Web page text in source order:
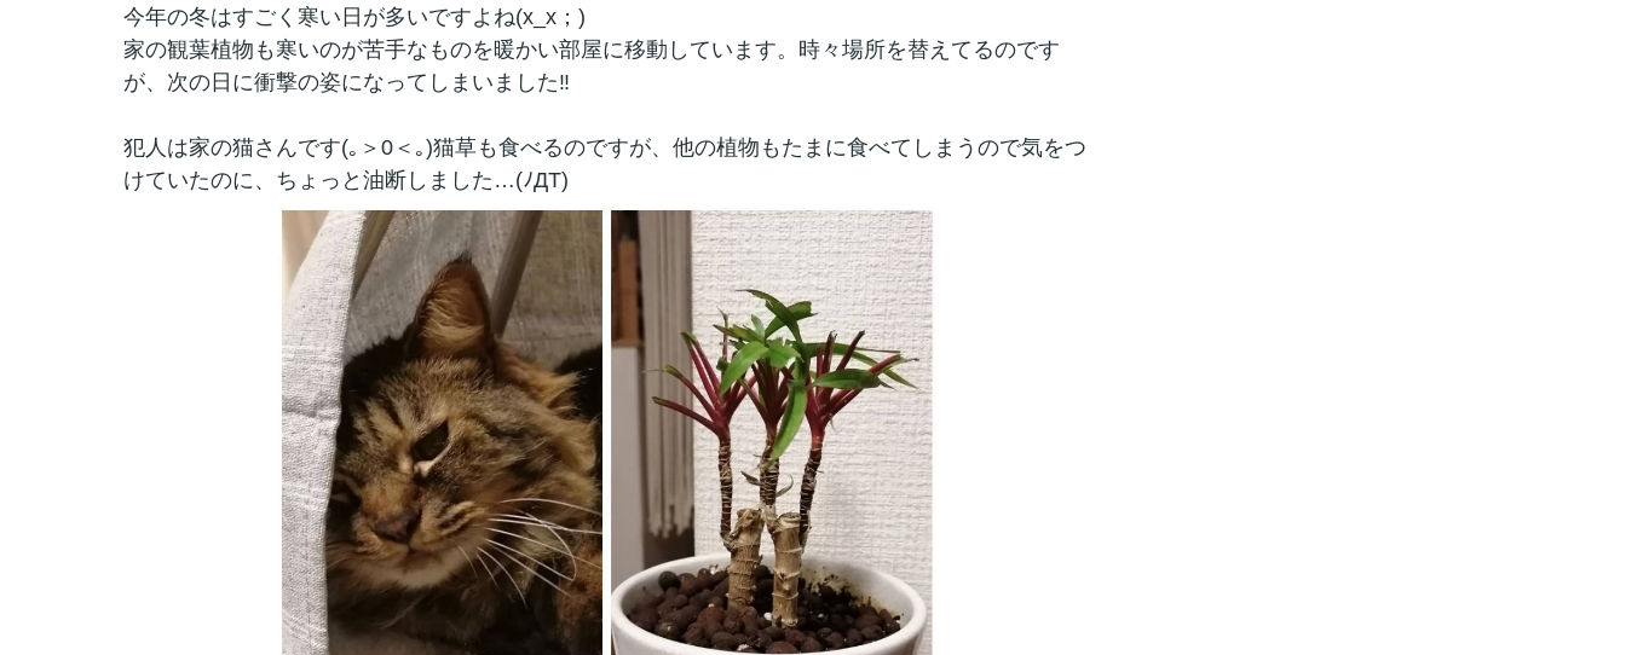
今年の冬はすごく寒い日が多いですよね(x_x；)
家の観葉植物も寒いのが苦手なものを暖かい部屋に移動しています。時々場所を替えてるのです
が、次の日に衝撃の姿になってしまいました‼
犯人は家の猫さんです(｡＞0＜｡)猫草も食べるのですが、他の植物もたまに食べてしまうので気をつ
けていたのに、ちょっと油断しました…(ﾉДT)